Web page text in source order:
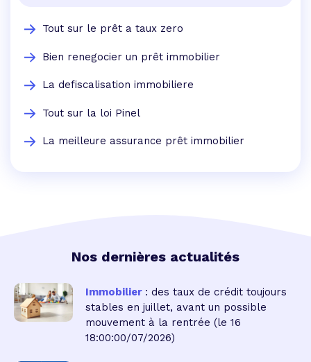
Tout sur le prêt a taux zero
Bien renegocier un prêt immobilier
La defiscalisation immobiliere
Tout sur la loi Pinel
La meilleure assurance prêt immobilier
Nos dernières actualités
Immobilier : des taux de crédit toujours
stables en juillet, avant un possible
mouvement à la rentrée (le 16
18:00:00/07/2026)